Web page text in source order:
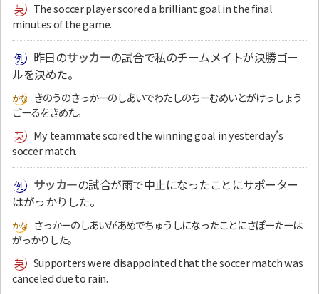
The soccer player scored a brilliant goal in the final
minutes of the game.
昨日のサッカーの試合で私のチームメイトが決勝ゴー
ルを決めた。
きのうのさっかーのしあいでわたしのちーむめいとがけっしょう
ごーるをきめた。
My teammate scored the winning goal in yesterday’s
soccer match.
サッカーの試合が雨で中止になったことにサポーター
はがっかりした。
さっかーのしあいがあめでちゅうしになったことにさぽーたーは
がっかりした。
Supporters were disappointed that the soccer match was
canceled due to rain.